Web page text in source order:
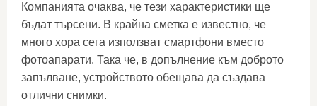
Компанията очаква, че тези характеристики ще
бъдат търсени. В крайна сметка е известно, че
много хора сега използват смартфони вместо
фотоапарати. Така че, в допълнение към доброто
запълване, устройството обещава да създава
отлични снимки.